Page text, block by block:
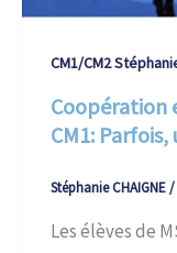
CM1/CM2
Coopération
CM1:
Stéphanie CHAIGNE/
Les élèves de